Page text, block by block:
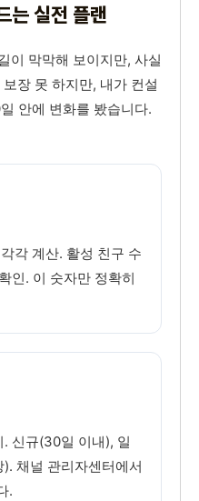
는 실전 플랜
이 막막해 보이지만, 사실
장 못 하지만, 내가 컨설
안에 변화를 봤습니다.
각 계산. 활성 친구 수
인. 이 숫자만 정확히
신규(30일 이내), 일
채널 관리자센터에서
.